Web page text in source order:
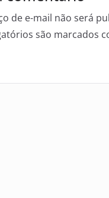
de e-mail não será
são marcados